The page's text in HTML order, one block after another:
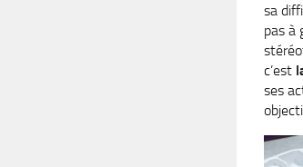
sa
pas à
c’est
ses